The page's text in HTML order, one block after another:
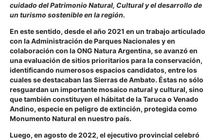
cuidado del Patrimonio Natural, Cultural y el desarrollo de
un turismo sostenible en la región.
En este sentido, desde el año 2021 en un trabajo articulado
con la Administración de Parques Nacionales y en
colaboración con la ONG Natura Argentina, se avanzó en
una evaluación de sitios prioritarios para la conservación,
identificando numerosos espacios candidatos, entre los
cuales se destacaban las Sierras de Ambato. Éstas no sólo
resguardan un importante mosaico natural y cultural, sino
que también constituyen el hábitat de la Taruca o Venado
Andino, especie en peligro de extinción, protegida como
Monumento Natural en nuestro país.
Luego, en agosto de 2022, el ejecutivo provincial celebró